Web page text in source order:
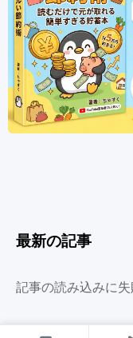
最新の記事
記事の読み込みに